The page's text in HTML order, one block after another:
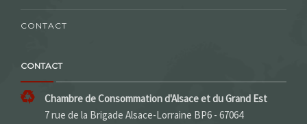
CONTACT
CONTACT
Chambre de Consommation d'Alsace et du Grand Est
7 rue de la Brigade Alsace-Lorraine BP6 - 67064